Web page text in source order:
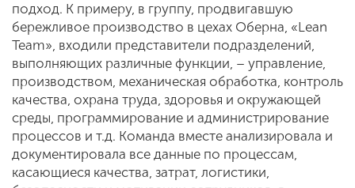
подход. К примеру, в группу, продвигавшую
бережливое производство в цехах Оберна, «Lean
Team», входили представители подразделений,
выполняющих различные функции, – управление,
производством, механическая обработка, контроль
качества, охрана труда, здоровья и окружающей
среды, программирование и администрирование
процессов и т.д. Команда вместе анализировала и
документировала все данные по процессам,
касающиеся качества, затрат, логистики,